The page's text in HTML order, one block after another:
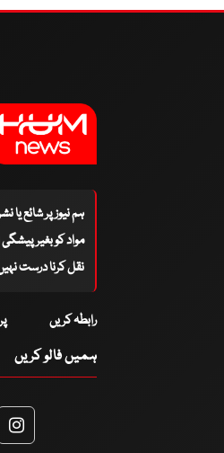
ہم نیوز پر شائع یا
مواد کو بغیر
نقل کرنا درست
رابطہ کریں
ہمیں فالو کریں
Facebook